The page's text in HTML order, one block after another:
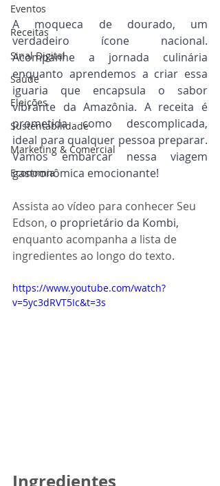
Eventos
Receitas
Sinal Digital
Saúde
Eleições
Sustentabilidade
Marketing & Comercial
Economia
A moqueca de dourado, um
verdadeiro ícone nacional.
Acompanhe a jornada culinária
enquanto aprendemos a criar essa
iguaria que encapsula o sabor
vibrante da Amazônia. A receita é
prometida como descomplicada,
ideal para qualquer pessoa preparar.
Vamos embarcar nessa viagem
gastronômica emocionante!
Assista ao vídeo para conhecer Seu
Edson, o proprietário da Kombi,
enquanto acompanha a lista de
ingredientes ao longo do texto.
https://www.youtube.com/watch?
v=5yc3dRVT5Ic&t=3s